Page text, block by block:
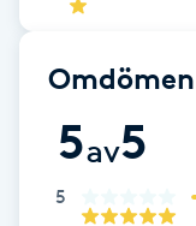
Damklippning
Dermapen
Diamantslipning
Omdömen
5av5
5